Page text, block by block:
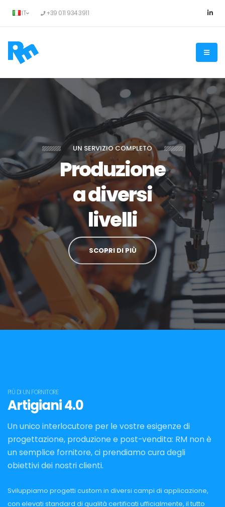
IT +39 011 934 3911
UN SERVIZIO COMPLETO
Produzione
a diversi
livelli
SCOPRI DI PIÙ
PIÙ DI UN FORNITORE
Artigiani 4.0
Un unico interlocutore per le vostre esigenze di
progettazione, produzione e post-vendita: RM non è
un semplice fornitore, ci prendiamo cura degli
obiettivi dei nostri clienti.
Sviluppiamo progetti custom in diversi campi di applicazione,
con elevati standard di qualità certificati ufficialmente, il tutto